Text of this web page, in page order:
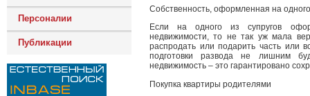
Персоналии
Публикации
Собственность, оформленная на одного
Если на одного из супругов
недвижимости, то не так уж мала
распродать или подарить часть или
подготовки развода не лишним
недвижимость – это гарантировано
Покупка квартиры родителями